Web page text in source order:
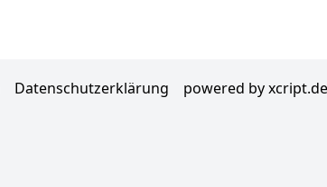
Datenschutzerklärung powered by xcript.de